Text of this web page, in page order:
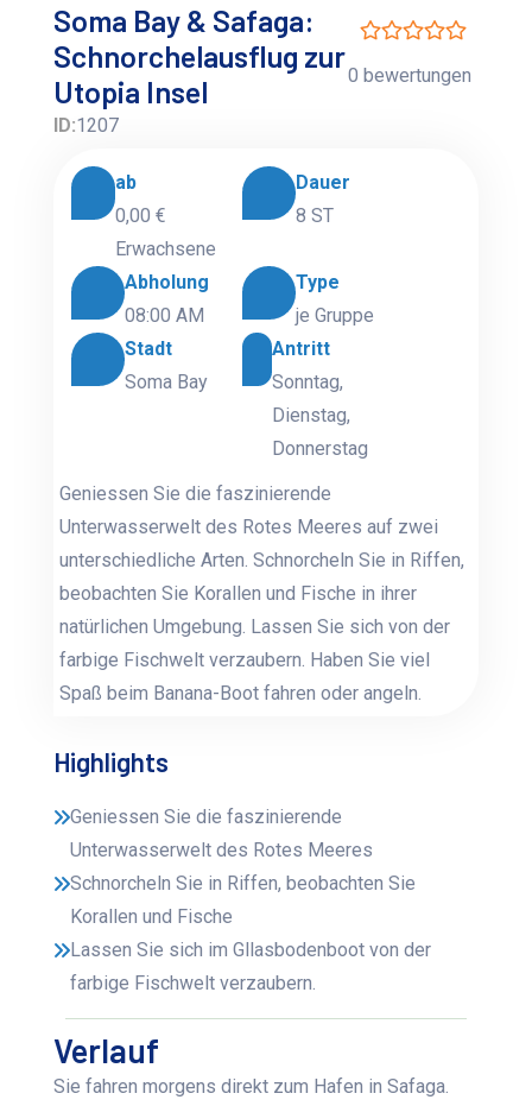
Soma Bay & Safaga:
Schnorchelausflug zur
Utopia Insel
ID:1207
0 bewertungen
ab
0,00 €
Erwachsene
Dauer
8 ST
Abholung
08:00 AM
Type
je Gruppe
Stadt
Soma Bay
Antritt
Sonntag,
Dienstag,
Donnerstag
Geniessen Sie die faszinierende
Unterwasserwelt des Rotes Meeres auf zwei
unterschiedliche Arten. Schnorcheln Sie in Riffen,
beobachten Sie Korallen und Fische in ihrer
natürlichen Umgebung. Lassen Sie sich von der
farbige Fischwelt verzaubern. Haben Sie viel
Spaß beim Banana-Boot fahren oder angeln.
Highlights
Geniessen Sie die faszinierende
Unterwasserwelt des Rotes Meeres
Schnorcheln Sie in Riffen, beobachten Sie
Korallen und Fische
Lassen Sie sich im Gllasbodenboot von der
farbige Fischwelt verzaubern.
Verlauf
Sie fahren morgens direkt zum Hafen in Safaga.